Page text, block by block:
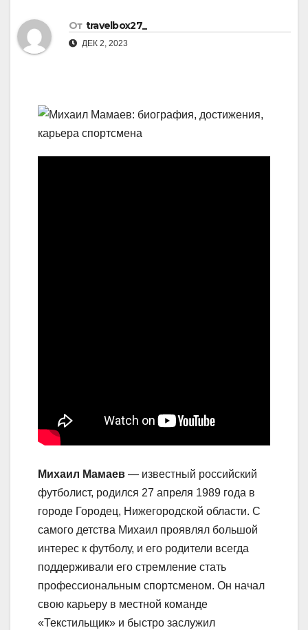
От travelbox27_
ДЕК 2, 2023
Михаил Мамаев — известный российский
футболист, родился 27 апреля 1989 года в
городе Городец, Нижегородской области. С
самого детства Михаил проявлял большой
интерес к футболу, и его родители всегда
поддерживали его стремление стать
профессиональным спортсменом. Он начал
свою карьеру в местной команде
«Текстильщик» и быстро заслужил